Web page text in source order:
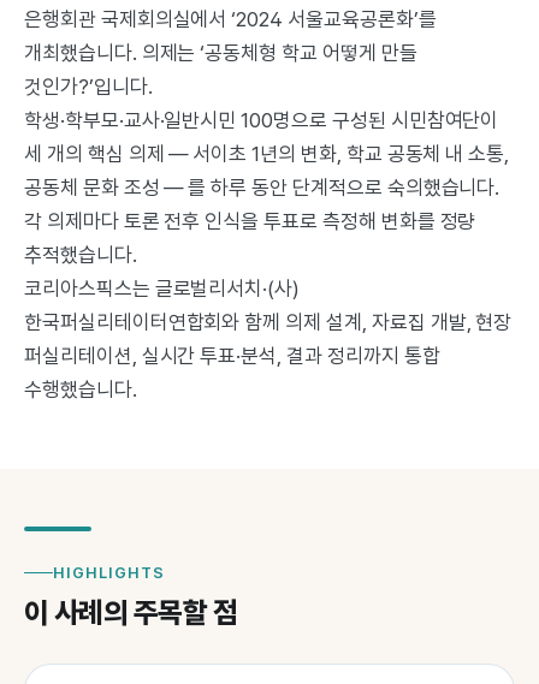
은행회관 국제회의실에서 ‘2024 서울교육공론화’를
개최했습니다. 의제는 ‘공동체형 학교 어떻게 만들
것인가?’입니다.
학생·학부모·교사·일반시민 100명으로 구성된 시민참여단이
세 개의 핵심 의제 — 서이초 1년의 변화, 학교 공동체 내 소통,
공동체 문화 조성 — 를 하루 동안 단계적으로 숙의했습니다.
각 의제마다 토론 전후 인식을 투표로 측정해 변화를 정량
추적했습니다.
코리아스픽스는 글로벌리서치·(사)
한국퍼실리테이터연합회와 함께 의제 설계, 자료집 개발, 현장
퍼실리테이션, 실시간 투표·분석, 결과 정리까지 통합
수행했습니다.
HIGHLIGHTS
이 사례의 주목할 점